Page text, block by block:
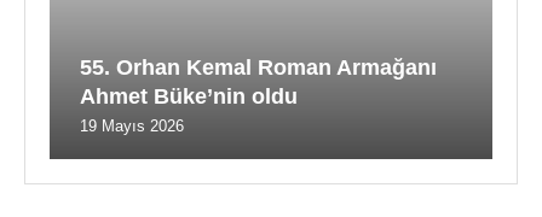
55. Orhan Kemal Roman Armağanı
Ahmet Büke’nin oldu
19 Mayıs 2026